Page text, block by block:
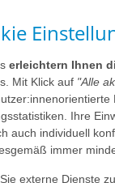
erleichtern Ihnen
Mit Klick auf "Alle
Ihre
auch individuell
immer
externe Dienste